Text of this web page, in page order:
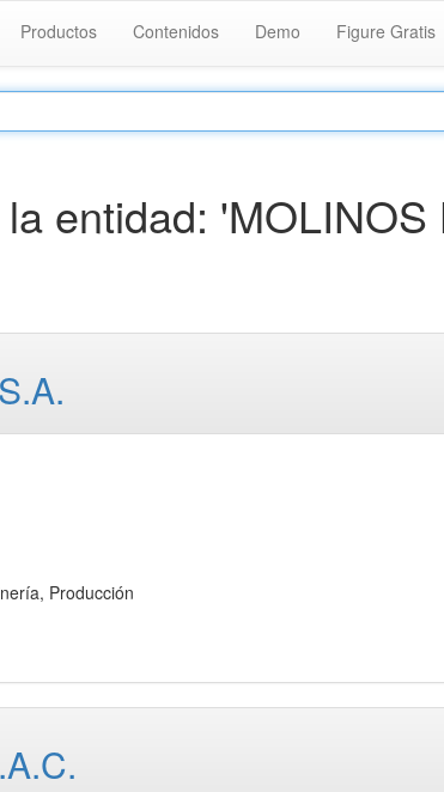
Productos Contenidos Demo Figure Gratis
entidad: 'MOLINOS
Producción